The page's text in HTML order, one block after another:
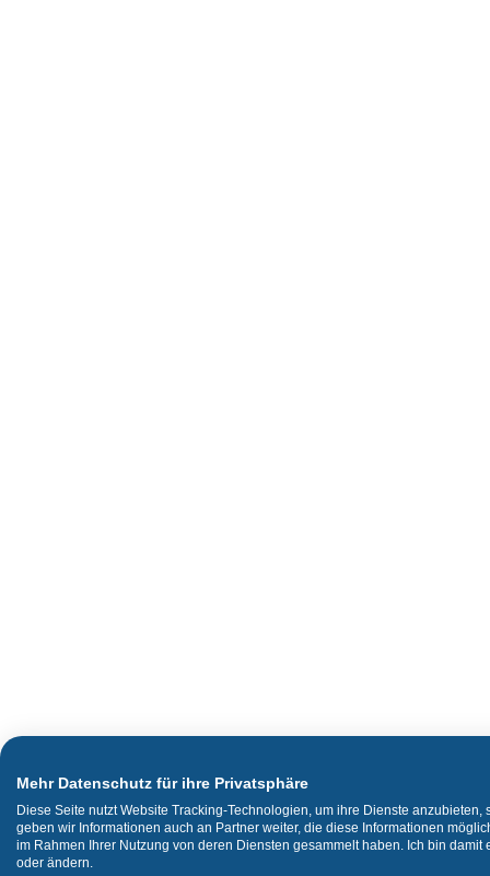
Mehr Datenschutz für ihre Privatsphäre
Diese Seite nutzt Website Tracking-Technologien, um ihre Dienste
geben wir Informationen auch an Partner weiter, die diese Informationen
im Rahmen Ihrer Nutzung von deren Diensten gesammelt haben. Ich bin
oder ändern.